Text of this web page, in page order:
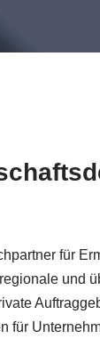
für
und
für